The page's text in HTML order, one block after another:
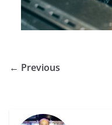
← Previous